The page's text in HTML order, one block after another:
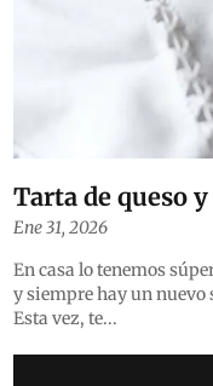
Tarta de queso
Ene 31, 2026
En casa lo tenemos
y siempre hay un nuevo
Esta vez, te...